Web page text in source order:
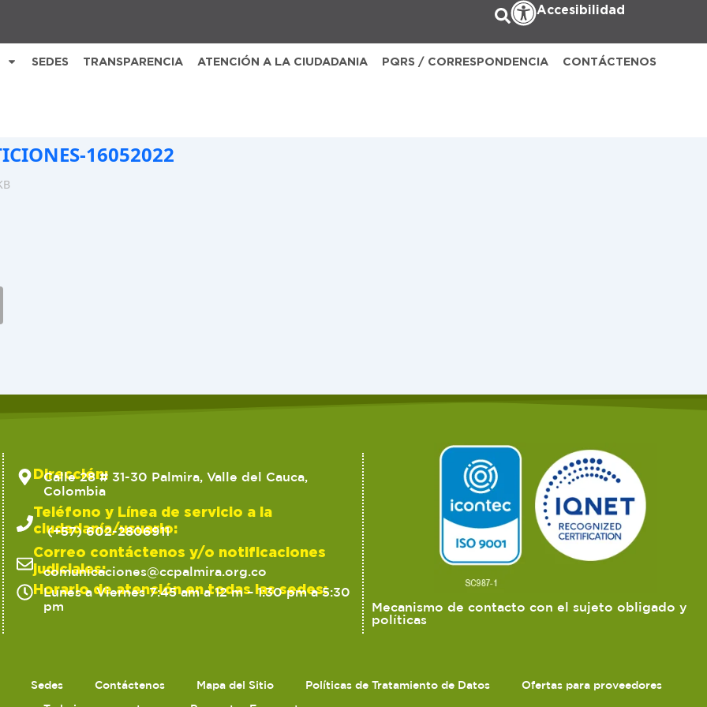
Accesibilidad
SEDES TRANSPARENCIA ATENCIÓN A LA CIUDADANIA PQRS / CORRESPONDENCIA CONTÁCTENOS
16052022
Dirección:
Calle 28 # 31-30 Palmira, Valle del Cauca,
Colombia
Teléfono y Línea de servicio a la
ciudadanía/usuario:
(+57) 602-2806911
Correo contáctenos y/o notificaciones
judiciales:
comunicaciones@ccpalmira.org.co
Horario de atención en todas las sedes:
Lunes a Viernes 7:45 am a 12 m – 1:30 pm a 5:30
pm
Mecanismo de contacto con el sujeto obligado y
políticas
Sedes Contáctenos Mapa del Sitio Políticas de Tratamiento de Datos
Ofertas para proveedores